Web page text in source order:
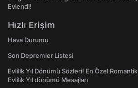
Evlendi!
Hızlı Erişim
Hava Durumu
Son Depremler Listesi
Evlilik Yıl Dönümü Sözleri! En Özel
Evlilik Yıl dönümü Mesajları